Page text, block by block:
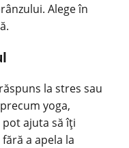
Alege în
la stres sau
yoga,
ajuta să îți
a apela la